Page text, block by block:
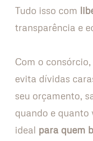
Tudo isso com
transparência e
Com o
evita dívidas
seu orçamento,
quando e quanto
ideal para quem